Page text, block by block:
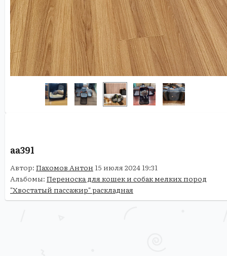
aa391
Автор: Пахомов Антон 15 июля 2024 19:31
Альбомы: Переноска для кошек и собак мелких пород
"Хвостатый пассажир" раскладная